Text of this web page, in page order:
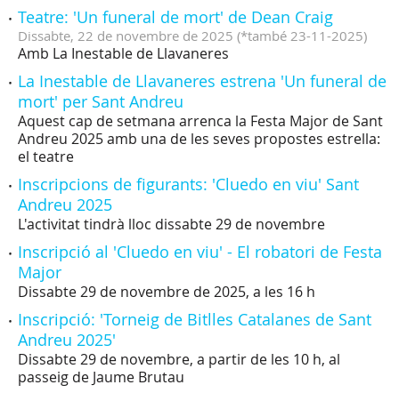
Teatre: 'Un funeral de mort' de Dean Craig
Dissabte, 22 de novembre de 2025 (*també 23-11-2025)
Amb La Inestable de Llavaneres
La Inestable de Llavaneres estrena 'Un funeral de
mort' per Sant Andreu
Aquest cap de setmana arrenca la Festa Major de Sant
Andreu 2025 amb una de les seves propostes estrella:
el teatre
Inscripcions de figurants: 'Cluedo en viu' Sant
Andreu 2025
L'activitat tindrà lloc dissabte 29 de novembre
Inscripció al 'Cluedo en viu' - El robatori de Festa
Major
Dissabte 29 de novembre de 2025, a les 16 h
Inscripció: 'Torneig de Bitlles Catalanes de Sant
Andreu 2025'
Dissabte 29 de novembre, a partir de les 10 h, al
passeig de Jaume Brutau